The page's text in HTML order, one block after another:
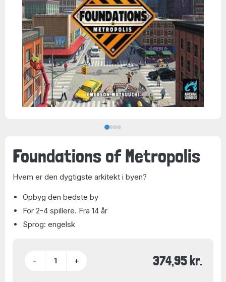
Foundations of Metropolis
Hvem er den dygtigste arkitekt i byen?
Opbyg den bedste by
For 2-4 spillere. Fra 14 år
Sprog: engelsk
− + 374,95 kr.